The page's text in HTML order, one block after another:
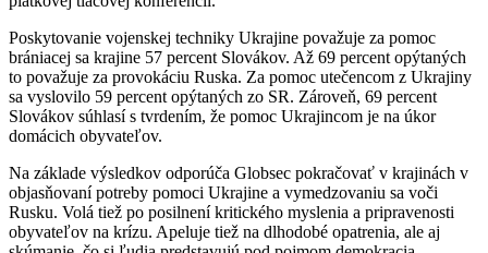
Poskytovanie vojenskej techniky Ukrajine považuje za pomoc
brániacej sa krajine 57 percent Slovákov. Až 69 percent opýtaných
to považuje za provokáciu Ruska. Za pomoc utečencom z Ukrajiny
sa vyslovilo 59 percent opýtaných zo SR. Zároveň, 69 percent
Slovákov súhlasí s tvrdením, že pomoc Ukrajincom je na úkor
domácich obyvateľov.
Na základe výsledkov odporúča Globsec pokračovať v krajinách v
objasňovaní potreby pomoci Ukrajine a vymedzovaniu sa voči
Rusku. Volá tiež po posilnení kritického myslenia a pripravenosti
obyvateľov na krízu. Apeluje tiež na dlhodobé opatrenia, ale aj